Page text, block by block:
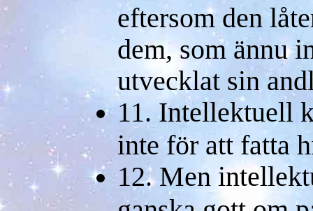
eftersom den
dem, som ännu
utvecklat sin
11. Intellektuell
inte för att fatta
12. Men